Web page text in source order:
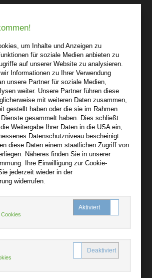
27 20
Straße 15
für Sie persönlich da.
um Inhalte und Anzeigen zu
für soziale Medien anbieten zu
auf unserer Website zu analysieren.
Informationen zu Ihrer Verwendung
unsere Partner für soziale Medien,
weiter. Unsere Partner führen diese
mit weiteren Daten zusammen,
gestellt haben oder die sie im Rahmen
Dienste gesammelt haben. Dies schließt
Weitergabe Ihrer Daten in die USA ein,
Datenschutzniveau bescheinigt
diese Daten einem staatlichen Zugriff von
Näheres finden Sie in unserer
Ihre Einwilligung zur Cookie-
jederzeit wieder in der
widerrufen.
Cookies